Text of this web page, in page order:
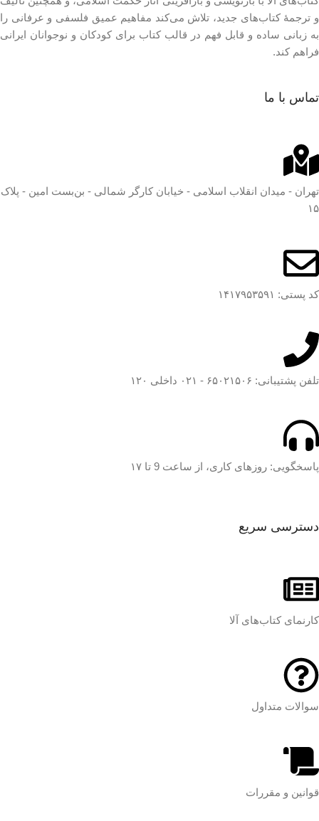
و ترجمۀ کتاب‌های جدید، تلاش می‌کند مفاهیم عمیق فلسفی و عرفانی را
به زبانی ساده و قابل فهم در قالب کتاب برای کودکان و نوجوانان ایرانی
فراهم کند.
تماس با ما
تهران - میدان انقلاب اسلامی - خیابان کارگر شمالی - بن‌بست امین - پلاک
۱۵
کد پستی: ۱۴۱۷۹۵۳۵۹۱
تلفن پشتیبانی: ۶۵۰۲۱۵۰۶ - ۰۲۱ داخلی ۱۲۰
پاسخگویی: روزهای کاری، از ساعت 9 تا ۱۷
دسترسی سریع
کارنمای کتاب‌های آلا
سوالات متداول
قوانین و مقررات